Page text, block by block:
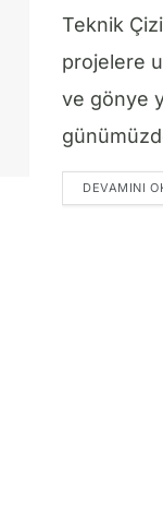
Teknik
projelere
ve gönye
DEVAMINI